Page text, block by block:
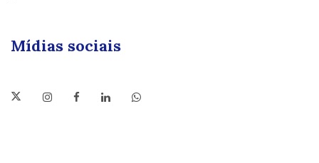
Mídias sociais